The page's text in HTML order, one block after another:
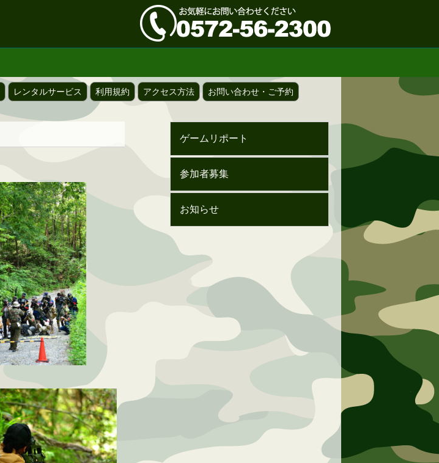
レンタルサービス 利用規約 アクセス方法 お問い合わせ・ご予約
ゲームリポート
参加者募集
お知らせ